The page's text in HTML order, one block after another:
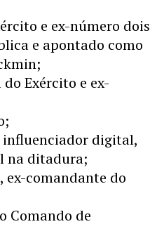
e ex-número dois
e apontado como
Exército e ex-
influenciador digital,
na ditadura;
ex-comandante do
Comando de